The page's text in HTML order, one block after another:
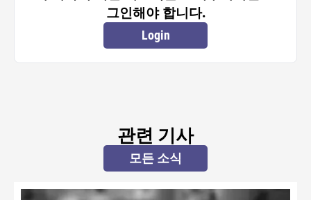
그인해야 합니다.
Login
관련 기사
모든 소식